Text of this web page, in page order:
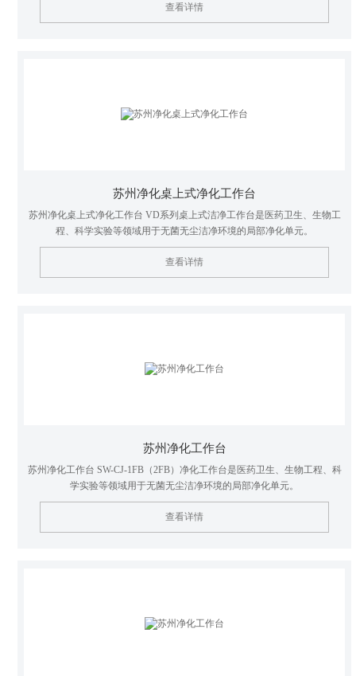
查看详情
苏州净化桌上式净化工作台
苏州净化桌上式净化工作台 VD系列桌上式洁净工作台是医药卫生、生物工
程、科学实验等领域用于无菌无尘洁净环境的局部净化单元。
查看详情
苏州净化工作台
苏州净化工作台 SW-CJ-1FB（2FB）净化工作台是医药卫生、生物工程、科
学实验等领域用于无菌无尘洁净环境的局部净化单元。
查看详情